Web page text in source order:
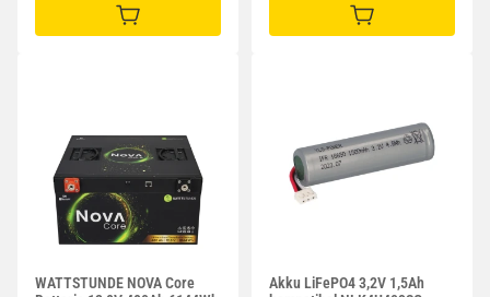
IN DEN WARENKORB IN DEN WARENKORB
WATTSTUNDE NOVA Core
Akku LiFePO4 3,2V 1,5Ah